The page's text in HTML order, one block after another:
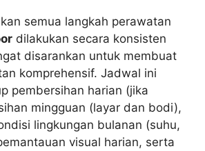
semua langkah perawatan
dilakukan secara konsisten
disarankan untuk membuat
komprehensif. Jadwal ini
pembersihan harian (jika
mingguan (layar dan bodi),
lingkungan bulanan (suhu,
visual harian, serta